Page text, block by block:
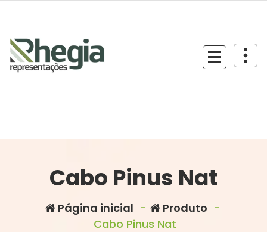
Cabo Pinus Nat
Página inicial - Produto -
Cabo Pinus Nat